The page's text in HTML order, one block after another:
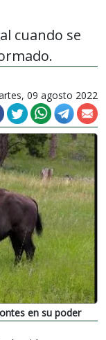
cuando se
09 agosto 2022
en su poder